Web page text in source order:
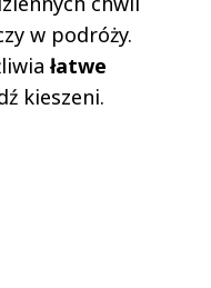
w podróży.
łatwe
kieszeni.